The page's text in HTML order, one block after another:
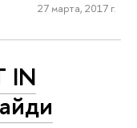
27 марта, 2017 г.
IN